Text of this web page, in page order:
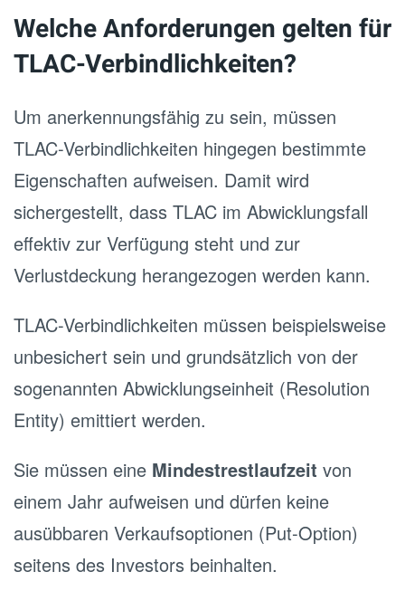
Welche Anforderungen gelten für
TLAC-Verbindlichkeiten?
Um anerkennungsfähig zu sein, müssen
TLAC-Verbindlichkeiten hingegen bestimmte
Eigenschaften aufweisen. Damit wird
sichergestellt, dass TLAC im Abwicklungsfall
effektiv zur Verfügung steht und zur
Verlustdeckung herangezogen werden kann.
TLAC-Verbindlichkeiten müssen beispielsweise
unbesichert sein und grundsätzlich von der
sogenannten Abwicklungseinheit (Resolution
Entity) emittiert werden.
Sie müssen eine Mindestrestlaufzeit von
einem Jahr aufweisen und dürfen keine
ausübbaren Verkaufsoptionen (Put-Option)
seitens des Investors beinhalten.